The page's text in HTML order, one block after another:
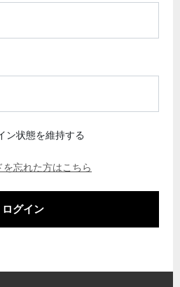
ン状態を維持する
忘れた方はこちら
ログイン